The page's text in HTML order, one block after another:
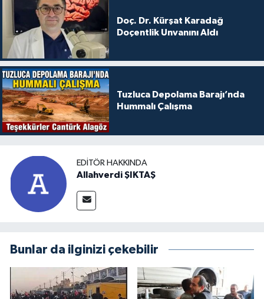
Doç. Dr. Kürşat Karadağ
Doçentlik Unvanını Aldı
Tuzluca Depolama Barajı’nda
Hummalı Çalışma
EDITÖR HAKKINDA
Allahverdi ŞIKTAŞ
Bunlar da ilginizi çekebilir